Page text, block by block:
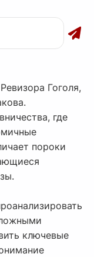
Гоголя,
где
пороки
ключевые